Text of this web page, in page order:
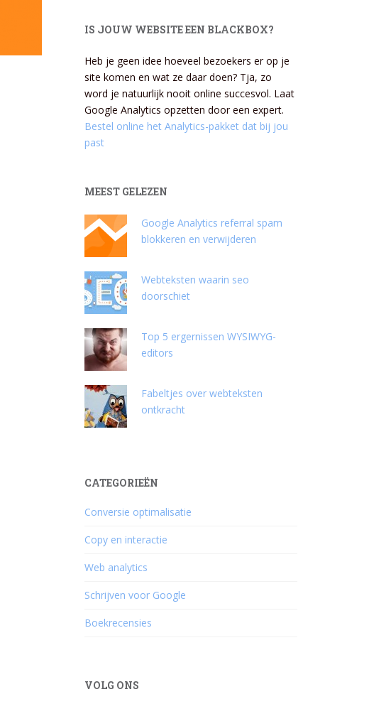
IS JOUW WEBSITE EEN BLACKBOX?
Heb je geen idee hoeveel bezoekers er op je
site komen en wat ze daar doen? Tja, zo
word je natuurlijk nooit online succesvol. Laat
Google Analytics opzetten door een expert.
Bestel online het Analytics-pakket dat bij jou
past
MEEST GELEZEN
Google Analytics referral spam
blokkeren en verwijderen
Webteksten waarin seo
doorschiet
Top 5 ergernissen WYSIWYG-
editors
Fabeltjes over webteksten
ontkracht
CATEGORIEËN
Conversie optimalisatie
Copy en interactie
Web analytics
Schrijven voor Google
Boekrecensies
VOLG ONS